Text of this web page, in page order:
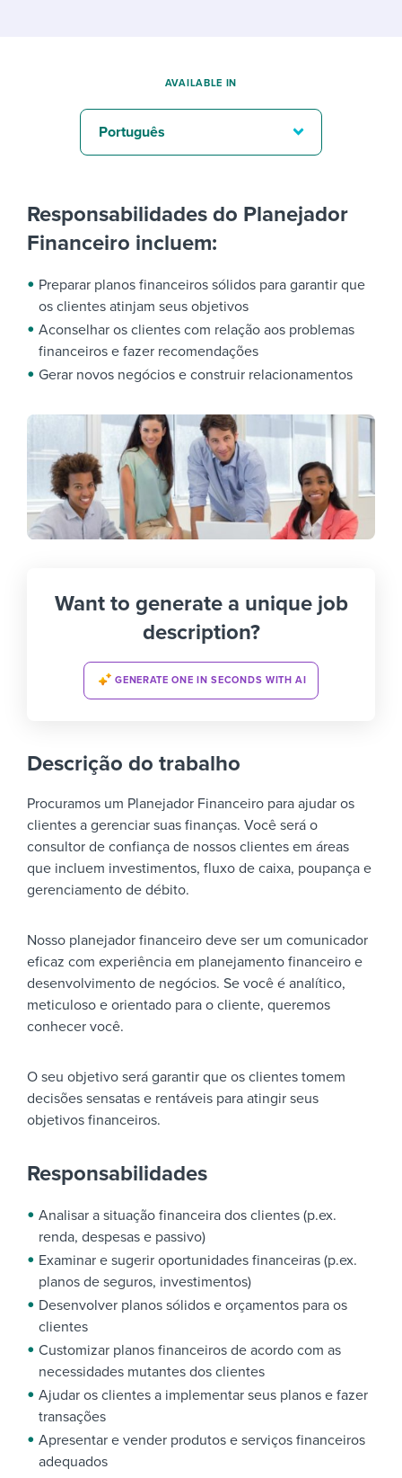
Responsabilidades do Planejador
Financeiro incluem:
Preparar planos financeiros sólidos para garantir que
os clientes atinjam seus objetivos
Aconselhar os clientes com relação aos problemas
financeiros e fazer recomendações
Gerar novos negócios e construir relacionamentos
Want to generate a unique job
description?
GENERATE ONE IN SECONDS WITH AI
Descrição do trabalho
Procuramos um Planejador Financeiro para ajudar os
clientes a gerenciar suas finanças. Você será o
consultor de confiança de nossos clientes em áreas
que incluem investimentos, fluxo de caixa, poupança e
gerenciamento de débito.
Nosso planejador financeiro deve ser um comunicador
eficaz com experiência em planejamento financeiro e
desenvolvimento de negócios. Se você é analítico,
meticuloso e orientado para o cliente, queremos
conhecer você.
O seu objetivo será garantir que os clientes tomem
decisões sensatas e rentáveis para atingir seus
objetivos financeiros.
Responsabilidades
Analisar a situação financeira dos clientes (p.ex.
renda, despesas e passivo)
Examinar e sugerir oportunidades financeiras (p.ex.
planos de seguros, investimentos)
Desenvolver planos sólidos e orçamentos para os
clientes
Customizar planos financeiros de acordo com as
necessidades mutantes dos clientes
Ajudar os clientes a implementar seus planos e fazer
transações
Apresentar e vender produtos e serviços financeiros
adequados
AVAILABLE IN
Português